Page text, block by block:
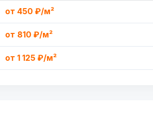
от 450 ₽/м²
от 810 ₽/м²
от 1 125 ₽/м²